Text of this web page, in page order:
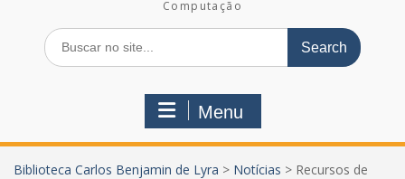
Computação
Search
for:
Menu
Biblioteca Carlos Benjamin de Lyra > Notícias > Recursos de